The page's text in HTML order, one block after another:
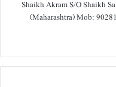
Shaikh Akram S/O Shaikh
(Maharashtra) Mob: